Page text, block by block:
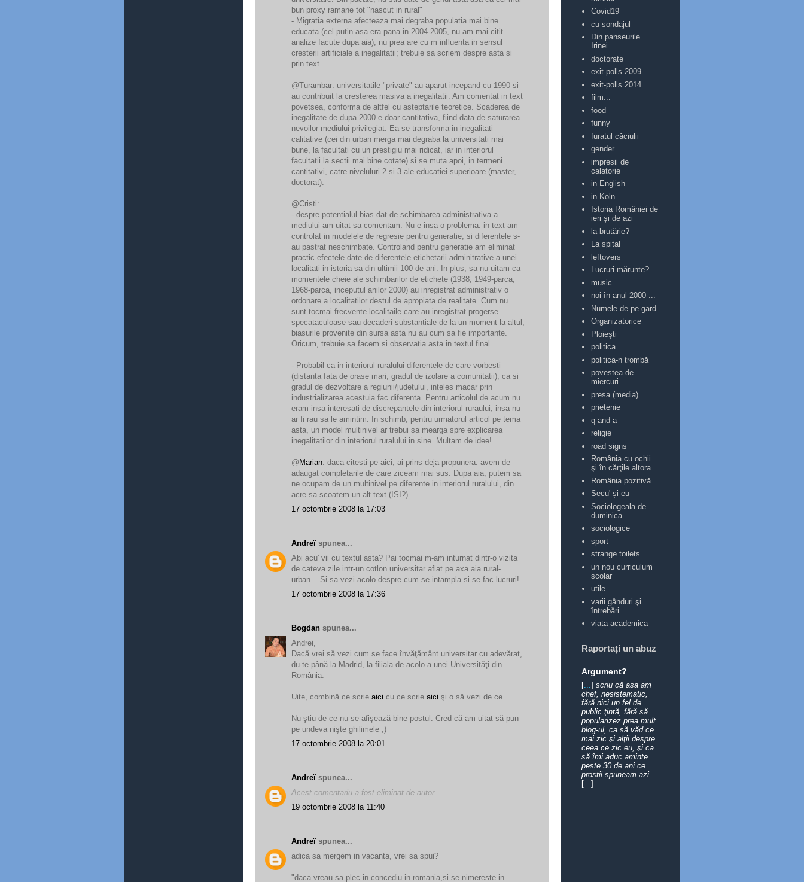
bun proxy ramane tot "nascut in rural"
- Migratia externa afecteaza mai degraba populatia mai bine
educata (cel putin asa era pana in 2004-2005, nu am mai citit
analize facute dupa aia), nu prea are cu m influenta in sensul
cresterii artificiale a inegalitatii; trebuie sa scriem despre asta si
prin text.
@Turambar: universitatile "private" au aparut incepand cu 1990 si
au contribuit la cresterea masiva a inegalitatii. Am comentat in text
povetsea, conforma de altfel cu asteptarile teoretice. Scaderea de
inegalitate de dupa 2000 e doar cantitativa, fiind data de saturarea
nevoilor mediului privilegiat. Ea se transforma in inegalitati
calitative (cei din urban merga mai degraba la universitati mai
bune, la facultati cu un prestigiu mai ridicat, iar in interiorul
facultatii la sectii mai bine cotate) si se muta apoi, in termeni
cantitativi, catre niveluluri 2 si 3 ale educatiei superioare (master,
doctorat).
@Cristi:
- despre potentialul bias dat de schimbarea administrativa a
mediului am uitat sa comentam. Nu e insa o problema: in text am
controlat in modelele de regresie pentru generatie, si diferentele s-
au pastrat neschimbate. Controland pentru generatie am eliminat
practic efectele date de diferentele etichetarii adminitrative a unei
localitati in istoria sa din ultimii 100 de ani. In plus, sa nu uitam ca
momentele cheie ale schimbarilor de etichete (1938, 1949-parca,
1968-parca, inceputul anilor 2000) au inregistrat administrativ o
ordonare a localitatilor destul de apropiata de realitate. Cum nu
sunt tocmai frecvente localitaile care au inregistrat progerse
specataculoase sau decaderi substantiale de la un moment la altul,
biasurile provenite din sursa asta nu au cum sa fie importante.
Oricum, trebuie sa facem si observatia asta in textul final.
- Probabil ca in interiorul ruralului diferentele de care vorbesti
(distanta fata de orase mari, gradul de izolare a comunitatii), ca si
gradul de dezvoltare a regiunii/judetului, inteles macar prin
industrializarea acestuia fac diferenta. Pentru articolul de acum nu
eram insa interesati de discrepantele din interiorul ruraului, insa nu
ar fi rau sa le amintim. In schimb, pentru urmatorul articol pe tema
asta, un model multinivel ar trebui sa mearga spre explicarea
inegalitatilor din interiorul ruralului in sine. Multam de idee!
@Marian: daca citesti pe aici, ai prins deja propunera: avem de
adaugat completarile de care ziceam mai sus. Dupa aia, putem sa
ne ocupam de un multinivel pe diferente in interiorul ruralului, din
acre sa scoatem un alt text (ISI?)...
17 octombrie 2008 la 17:03
Andreï spunea...
Abi acu' vii cu textul asta? Pai tocmai m-am inturnat dintr-o vizita
de cateva zile intr-un cotlon universitar aflat pe axa aia rural-
urban... Si sa vezi acolo despre cum se intampla si se fac lucruri!
17 octombrie 2008 la 17:36
Bogdan spunea...
Andrei,
Dacă vrei să vezi cum se face învăţământ universitar cu adevărat,
du-te până la Madrid, la filiala de acolo a unei Universităţi din
România.
Uite, combină ce scrie aici cu ce scrie aici şi o să vezi de ce.
Nu ştiu de ce nu se afişează bine postul. Cred că am uitat să pun
pe undeva nişte ghilimele ;)
17 octombrie 2008 la 20:01
Andreï spunea...
Acest comentariu a fost eliminat de autor.
19 octombrie 2008 la 11:40
Andreï spunea...
adica sa mergem in vacanta, vrei sa spui?
"daca vreau sa plec in concediu in romania,si se nimereste in
Covid19
cu sondajul
Din panseurile
Irinei
doctorate
exit-polls 2009
exit-polls 2014
film...
food
funny
furatul căciulii
gender
impresii de
calatorie
in English
in Koln
Istoria României de
ieri și de azi
la brutărie?
La spital
leftovers
Lucruri mărunte?
music
noi în anul 2000 ...
Numele de pe gard
Organizatorice
Ploieşti
politica
politica-n trombă
povestea de
miercuri
presa (media)
prietenie
q and a
religie
road signs
România cu ochii
şi în cărţile altora
România pozitivă
Secu' și eu
Sociologeala de
duminica
sociologice
sport
strange toilets
un nou curriculum
scolar
utile
varii gânduri şi
întrebări
viata academica
Raportați un abuz
Argument?
[ ] scriu că aşa am
chef, nesistematic,
fără nici un fel de
public ţintă, fără să
popularizez prea mult
blog-ul, ca să văd ce
mai zic şi alţii despre
ceea ce zic eu, şi ca
să îmi aduc aminte
peste 30 de ani ce
prostii spuneam azi.
[
]